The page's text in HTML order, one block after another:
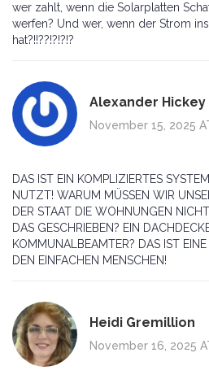
wer zahlt, wenn die Solarplatten
werfen? Und wer, wenn der Strom
hat?!!??!?!?!?
Alexander Hickey
November 15, 2025
DAS IST EIN KOMPLIZIERTES
NUTZT! WARUM MÜSSEN WIR
DER STAAT DIE WOHNUNGEN
DAS GESCHRIEBEN? EIN
KOMMUNALBEAMTER? DAS IST
DEN EINFACHEN MENSCHEN!
Heidi Gremillion
November 16, 2025